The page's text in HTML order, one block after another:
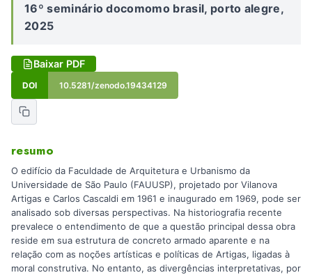
16º seminário docomomo brasil, porto alegre,
2025
Baixar PDF
DOI 10.5281/zenodo.19434129
resumo
O edifício da Faculdade de Arquitetura e Urbanismo da
Universidade de São Paulo (FAUUSP), projetado por Vilanova
Artigas e Carlos Cascaldi em 1961 e inaugurado em 1969, pode ser
analisado sob diversas perspectivas. Na historiografia recente
prevalece o entendimento de que a questão principal dessa obra
reside em sua estrutura de concreto armado aparente e na
relação com as noções artísticas e políticas de Artigas, ligadas à
moral construtiva. No entanto, as divergências interpretativas, por